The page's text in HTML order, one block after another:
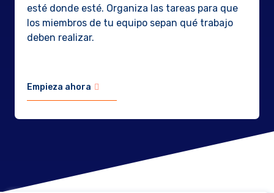
esté donde esté. Organiza las tareas para que
los miembros de tu equipo sepan qué trabajo
deben realizar.
Empieza ahora